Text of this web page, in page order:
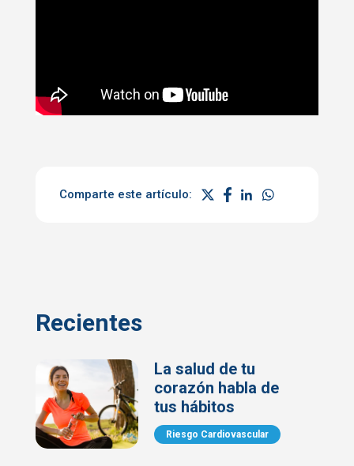
Comparte este artículo:
Recientes
La salud de tu
corazón habla de
tus hábitos
Riesgo Cardiovascular